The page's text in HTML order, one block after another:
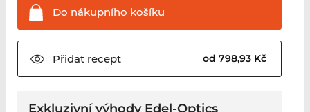
Do nákupního košíku
Přidatrecept od 798,93 Kč
Exkluzivní výhody Edel-Optics